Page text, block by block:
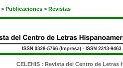
> Publicaciones > Revistas
CELEHIS : Revista del Centro de